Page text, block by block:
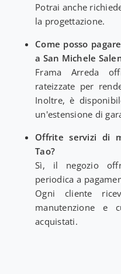
Potrai anche
la progettazione.
Come posso
a San Michele
Frama Arreda
rateizzate per
Inoltre, è
un'estensione di
Offrite servizi di
Tao?
Sì, il negozio
periodica a
Ogni cliente
manutenzione e
acquistati.